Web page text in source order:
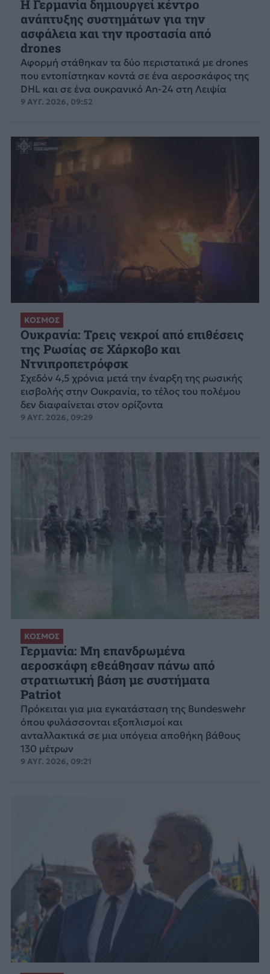
Η Γερμανία δημιουργεί κέντρο
ανάπτυξης συστημάτων για την
ασφάλεια και την προστασία από
drones
Αφορμή στάθηκαν τα δύο περιστατικά με drones
που εντοπίστηκαν κοντά σε ένα αεροσκάφος της
DHL και σε ένα ουκρανικό An-24 στη Λειψία
9 ΑΥΓ. 2026, 09:52
ΚΟΣΜΟΣ
Ουκρανία: Τρεις νεκροί από επιθέσεις
της Ρωσίας σε Χάρκοβο και
Ντνιπροπετρόφσκ
Σχεδόν 4,5 χρόνια μετά την έναρξη της ρωσικής
εισβολής στην Ουκρανία, το τέλος του πολέμου
δεν διαφαίνεται στον ορίζοντα
9 ΑΥΓ. 2026, 09:29
ΚΟΣΜΟΣ
Γερμανία: Μη επανδρωμένα
αεροσκάφη εθεάθησαν πάνω από
στρατιωτική βάση με συστήματα
Patriot
Πρόκειται για μια εγκατάσταση της Bundeswehr
όπου φυλάσσονται εξοπλισμοί και
ανταλλακτικά σε μια υπόγεια αποθήκη βάθους
130 μέτρων
9 ΑΥΓ. 2026, 09:21